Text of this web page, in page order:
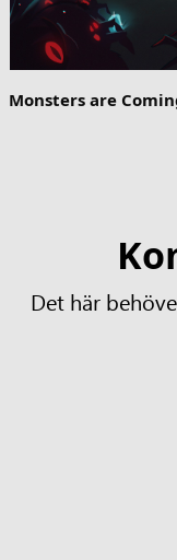
Monsters are
Det här